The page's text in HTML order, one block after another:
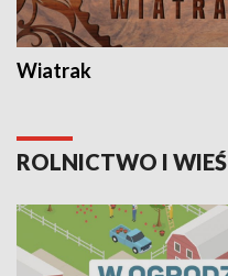
Wiatrak
ROLNICTWO I WIEŚ